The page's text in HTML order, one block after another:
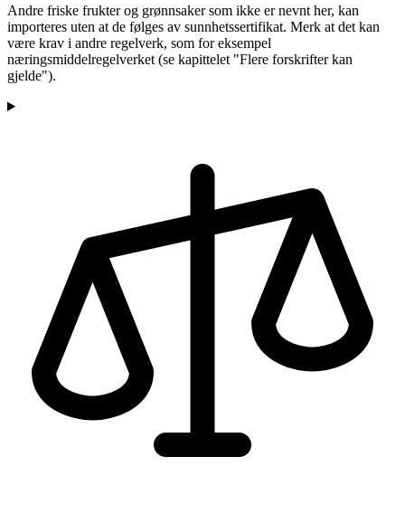
Andre friske frukter og grønnsaker som ikke er nevnt her, kan
importeres uten at de følges av sunnhetssertifikat. Merk at det kan
være krav i andre regelverk, som for eksempel
næringsmiddelregelverket (se kapittelet "Flere forskrifter kan
gjelde").